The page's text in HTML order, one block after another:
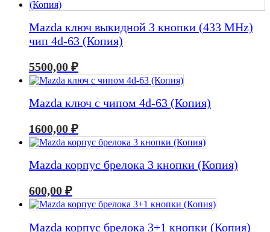
Mazda ключ выкидной 3 кнопки (433 MHz)
чип 4d-63 (Копия)
5500,00 ₽
Mazda ключ с чипом 4d-63 (Копия)
1600,00 ₽
Mazda корпус брелока 3 кнопки (Копия)
600,00 ₽
Mazda корпус брелока 3+1 кнопки (Копия)